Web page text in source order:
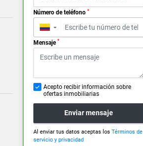
Número de teléfono *
▼
Mensaje *
Acepto recibir información sobre
ofertas inmobiliarias
Enviar mensaje
Al enviar tus datos aceptas los Términos de
servicio y privacidad